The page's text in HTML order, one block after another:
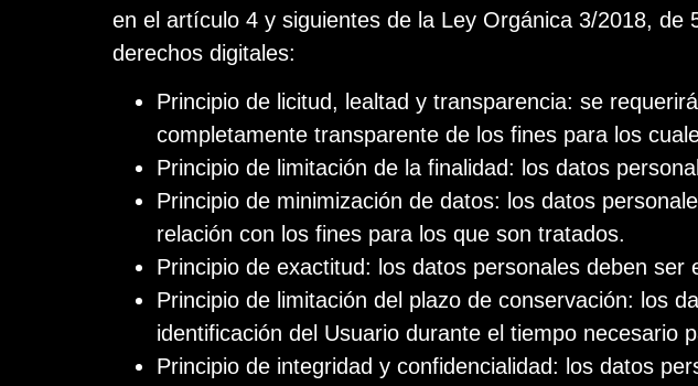
en el artículo 4 y siguientes de la Ley Orgánica 3/2018,
derechos digitales:
Principio de licitud, lealtad y transparencia: se
completamente transparente de los fines para los
Principio de limitación de la finalidad: los datos
Principio de minimización de datos: los datos
relación con los fines para los que son tratados.
Principio de exactitud: los datos personales deben
Principio de limitación del plazo de conservación: los
identificación del Usuario durante el tiempo necesario
Principio de integridad y confidencialidad: los datos